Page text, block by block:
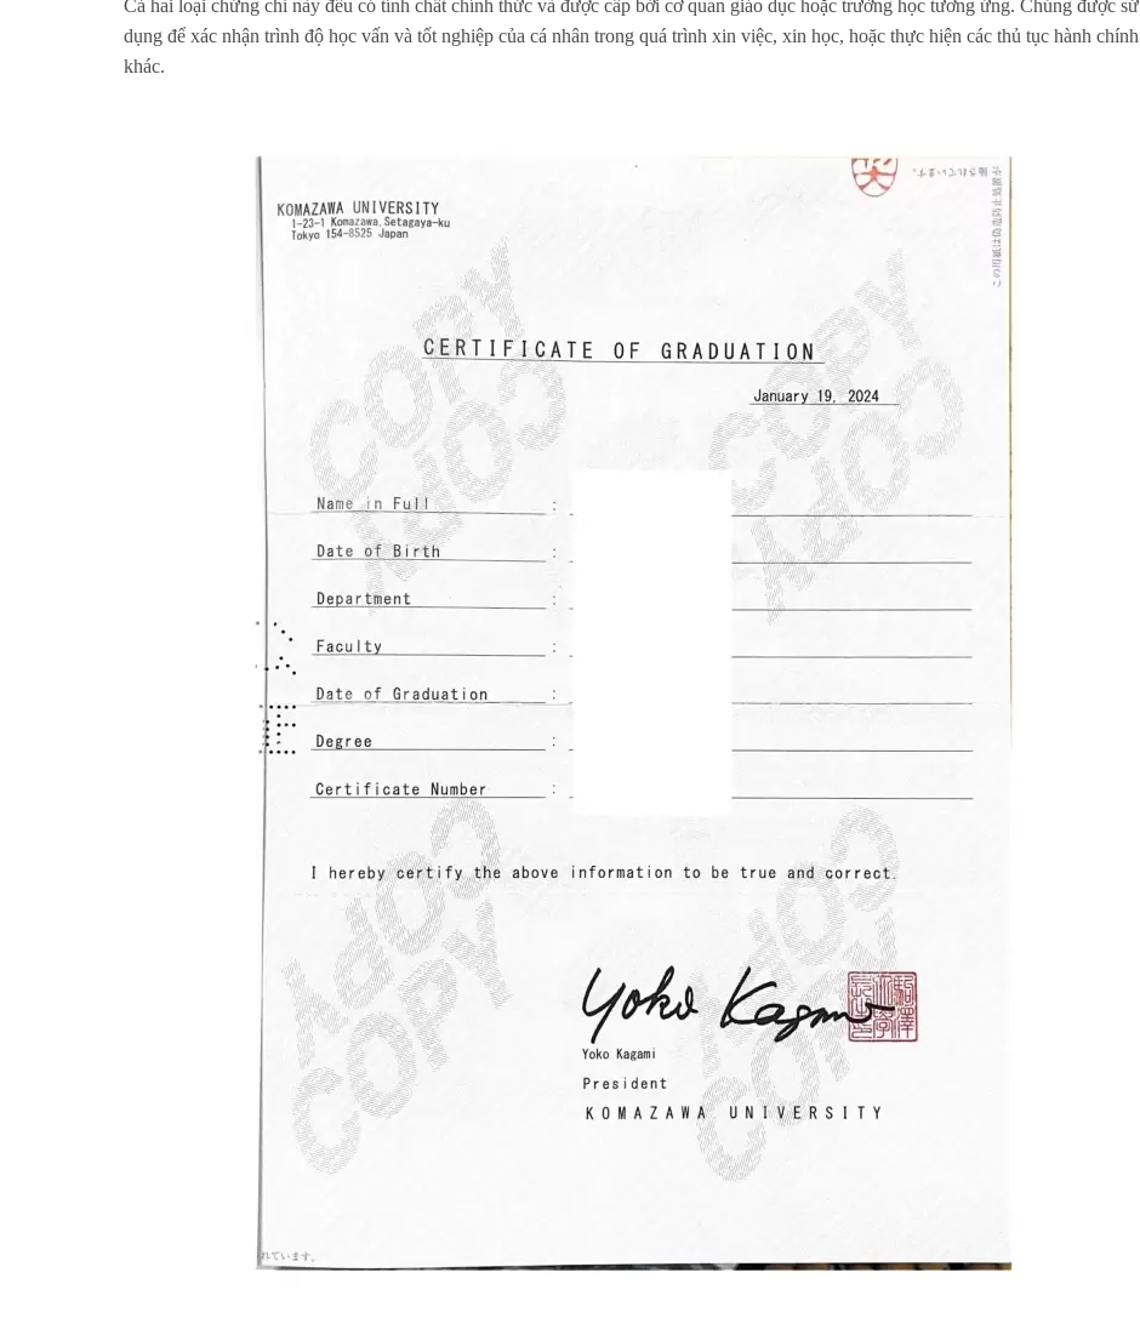
Cả hai loại chứng chỉ này đều có tính chất chính thức và được cấp bởi cơ quan giáo dục hoặc trường học tương ứng. Chúng được sử
dụng để xác nhận trình độ học vấn và tốt nghiệp của cá nhân trong quá trình xin việc, xin học, hoặc thực hiện các thủ tục hành chính
khác.